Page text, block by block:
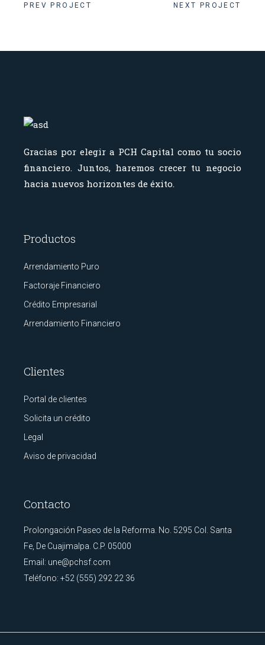
PREV PROJECT NEXT PROJECT
Gracias por elegir a PCH Capital como tu socio
financiero. Juntos, haremos crecer tu negocio
hacia nuevos horizontes de éxito.
Productos
Arrendamiento Puro
Factoraje Financiero
Crédito Empresarial
Arrendamiento Financiero
Clientes
Portal de clientes
Solicita un crédito
Legal
Aviso de privacidad
Contacto
Prolongación Paseo de la Reforma. No. 5295 Col. Santa
Fe, De Cuajimalpa. C.P. 05000
Email: une@pchsf.com
Teléfono:+52 (555) 292 22 36